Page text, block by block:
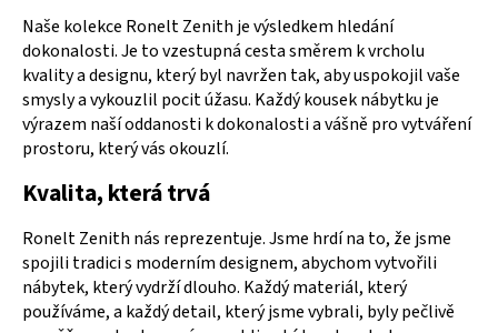
Naše kolekce Ronelt Zenith je výsledkem hledání
dokonalosti. Je to vzestupná cesta směrem k vrcholu
kvality a designu, který byl navržen tak, aby uspokojil vaše
smysly a vykouzlil pocit úžasu. Každý kousek nábytku je
výrazem naší oddanosti k dokonalosti a vášně pro vytváření
prostoru, který vás okouzlí.
Kvalita, která trvá
Ronelt Zenith nás reprezentuje. Jsme hrdí na to, že jsme
spojili tradici s moderním designem, abychom vytvořili
nábytek, který vydrží dlouho. Každý materiál, který
používáme, a každý detail, který jsme vybrali, byly pečlivě